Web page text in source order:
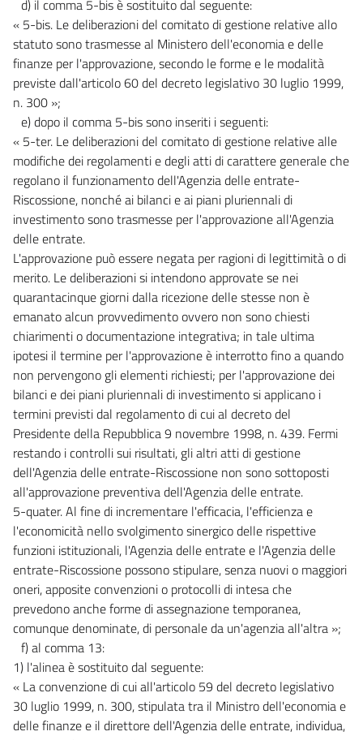
d) il comma 5-bis è sostituito dal seguente:
« 5-bis. Le deliberazioni del comitato di gestione relative allo
statuto sono trasmesse al Ministero dell'economia e delle
finanze per l'approvazione, secondo le forme e le modalità
previste dall'articolo 60 del decreto legislativo 30 luglio 1999,
n. 300 »;
e) dopo il comma 5-bis sono inseriti i seguenti:
« 5-ter. Le deliberazioni del comitato di gestione relative alle
modifiche dei regolamenti e degli atti di carattere generale che
regolano il funzionamento dell'Agenzia delle entrate-
Riscossione, nonché ai bilanci e ai piani pluriennali di
investimento sono trasmesse per l'approvazione all'Agenzia
delle entrate.
L'approvazione può essere negata per ragioni di legittimità o di
merito. Le deliberazioni si intendono approvate se nei
quarantacinque giorni dalla ricezione delle stesse non è
emanato alcun provvedimento ovvero non sono chiesti
chiarimenti o documentazione integrativa; in tale ultima
ipotesi il termine per l'approvazione è interrotto fino a quando
non pervengono gli elementi richiesti; per l'approvazione dei
bilanci e dei piani pluriennali di investimento si applicano i
termini previsti dal regolamento di cui al decreto del
Presidente della Repubblica 9 novembre 1998, n. 439. Fermi
restando i controlli sui risultati, gli altri atti di gestione
dell'Agenzia delle entrate-Riscossione non sono sottoposti
all'approvazione preventiva dell'Agenzia delle entrate.
5-quater. Al fine di incrementare l'efficacia, l'efficienza e
l'economicità nello svolgimento sinergico delle rispettive
funzioni istituzionali, l'Agenzia delle entrate e l'Agenzia delle
entrate-Riscossione possono stipulare, senza nuovi o maggiori
oneri, apposite convenzioni o protocolli di intesa che
prevedono anche forme di assegnazione temporanea,
comunque denominate, di personale da un'agenzia all'altra »;
f) al comma 13:
1) l'alinea è sostituito dal seguente:
« La convenzione di cui all'articolo 59 del decreto legislativo
30 luglio 1999, n. 300, stipulata tra il Ministro dell'economia e
delle finanze e il direttore dell'Agenzia delle entrate, individua,